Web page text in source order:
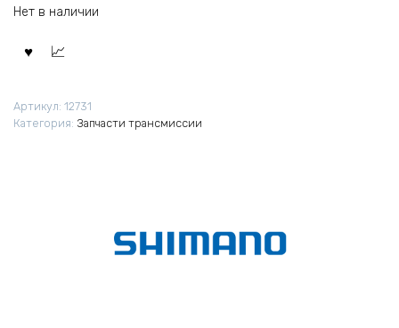
Нет в наличии
Артикул: 12731
Категория: Запчасти трансмиссии